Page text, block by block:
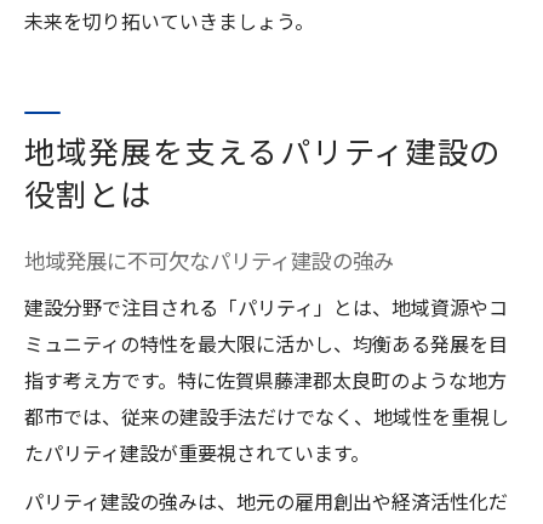
未来を切り拓いていきましょう。
地域発展を支えるパリティ建設の
役割とは
地域発展に不可欠なパリティ建設の強み
建設分野で注目される「パリティ」とは、地域資源やコ
ミュニティの特性を最大限に活かし、均衡ある発展を目
指す考え方です。特に佐賀県藤津郡太良町のような地方
都市では、従来の建設手法だけでなく、地域性を重視し
たパリティ建設が重要視されています。
パリティ建設の強みは、地元の雇用創出や経済活性化だ